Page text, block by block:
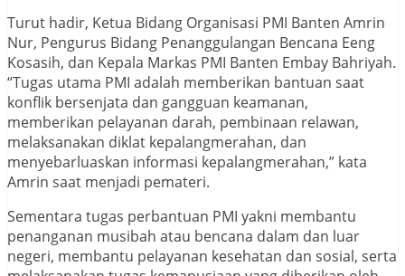
Turut hadir, Ketua Bidang Organisasi PMI Banten Amrin
Nur, Pengurus Bidang Penanggulangan Bencana Eeng
Kosasih, dan Kepala Markas PMI Banten Embay Bahriyah.
“Tugas utama PMI adalah memberikan bantuan saat
konflik bersenjata dan gangguan keamanan,
memberikan pelayanan darah, pembinaan relawan,
melaksanakan diklat kepalangmerahan, dan
menyebarluaskan informasi kepalangmerahan,” kata
Amrin saat menjadi pemateri.
Sementara tugas perbantuan PMI yakni membantu
penanganan musibah atau bencana dalam dan luar
negeri, membantu pelayanan kesehatan dan sosial, serta